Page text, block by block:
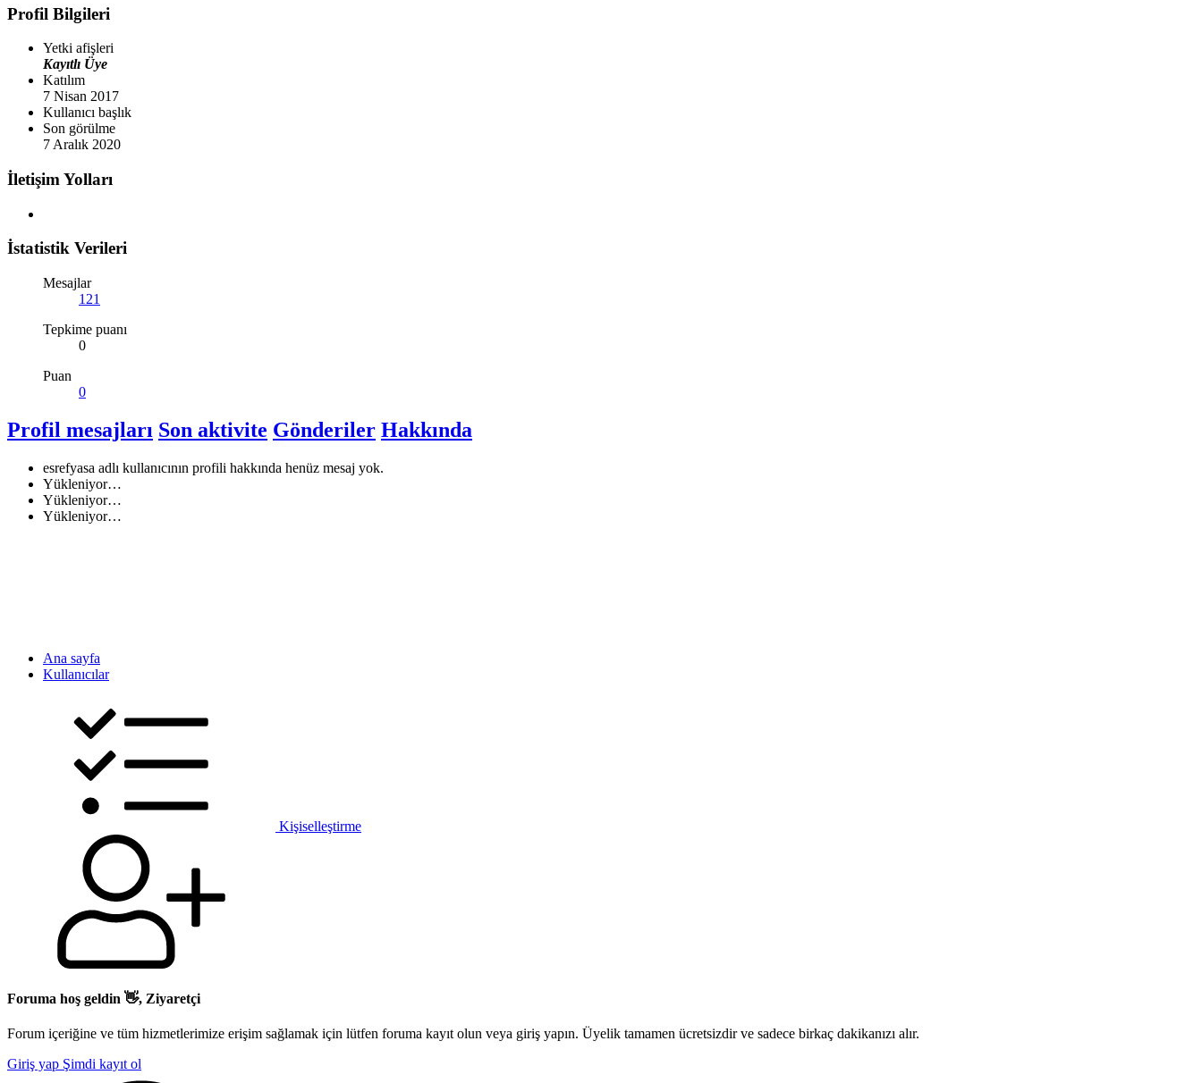
Profil Bilgileri
Yetki afişleri
Kayıtlı Üye
Katılım
7 Nisan 2017
Kullanıcı başlık
Son görülme
7 Aralık 2020
İletişim Yolları
İstatistik Verileri
Mesajlar
121
Tepkime puanı
0
Puan
0
Profil mesajları Son aktivite Gönderiler Hakkında
esrefyasa adlı kullanıcının profili hakkında henüz mesaj yok.
Yükleniyor…
Yükleniyor…
Yükleniyor…
Ana sayfa
Kullanıcılar
Kişiselleştirme
Foruma hoş geldin 👋, Ziyaretçi
Forum içeriğine ve tüm hizmetlerimize erişim sağlamak için lütfen foruma kayıt olun veya giriş yapın. Üyelik tamamen ücretsizdir ve sadece birkaç dakikanızı alır.
Giriş yap Şimdi kayıt ol